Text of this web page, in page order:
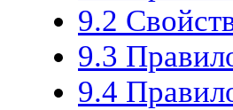
9.2
9.3
9.4